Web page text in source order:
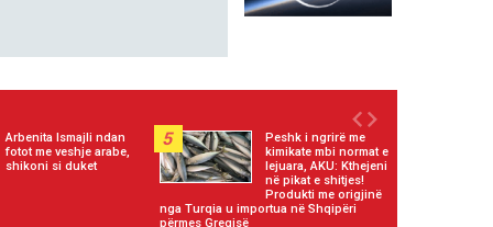
Arbenita Ismajli ndan
fotot me veshje arabe,
shikoni si duket
5
Peshk i ngrirë me
kimikate mbi normat e
lejuara, AKU: Kthejeni
në pikat e shitjes!
Produkti me origjinë
nga Turqia u importua në Shqipëri
përmes Greqisë